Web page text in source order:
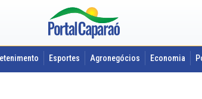
Esportes Agronegócios Economia